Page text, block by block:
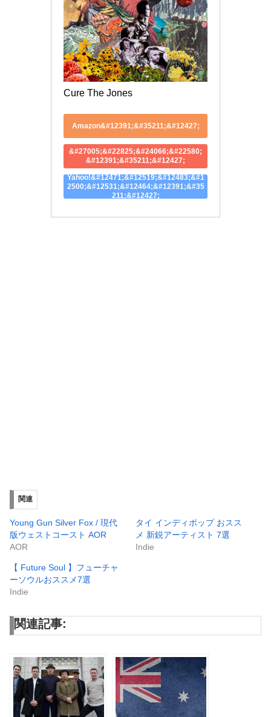
Cure The Jones
Amazon&#12391;&#35211;&#12427;
&#27005;&#22825;&#24066;&#22580;
&#12391;&#35211;&#12427;
Yahoo!&#12471;&#12519;&#12483;&#1
2500;&#12531;&#12464;&#12391;&#35
211;&#12427;
関連
Young Gun Silver Fox / 現代
版ウェストコースト AOR
AOR
タイ インディポップ おスス
メ 新鋭アーティスト 7選
Indie
【 Future Soul 】フューチャ
ーソウルおススメ7選
Indie
関連記事: